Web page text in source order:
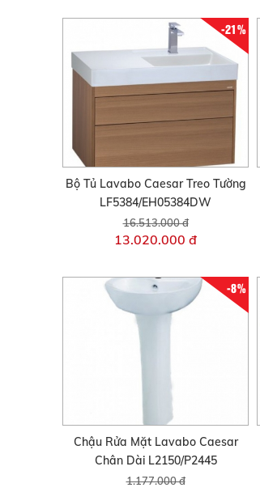
-21%
Bộ Tủ Lavabo Caesar Treo Tường
LF5384/EH05384DW
16.513.000 đ
13.020.000 đ
-8%
Chậu Rửa Mặt Lavabo Caesar
Chân Dài L2150/P2445
1.177.000 đ